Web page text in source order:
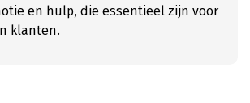
en hulp, die essentieel zijn voor
klanten.